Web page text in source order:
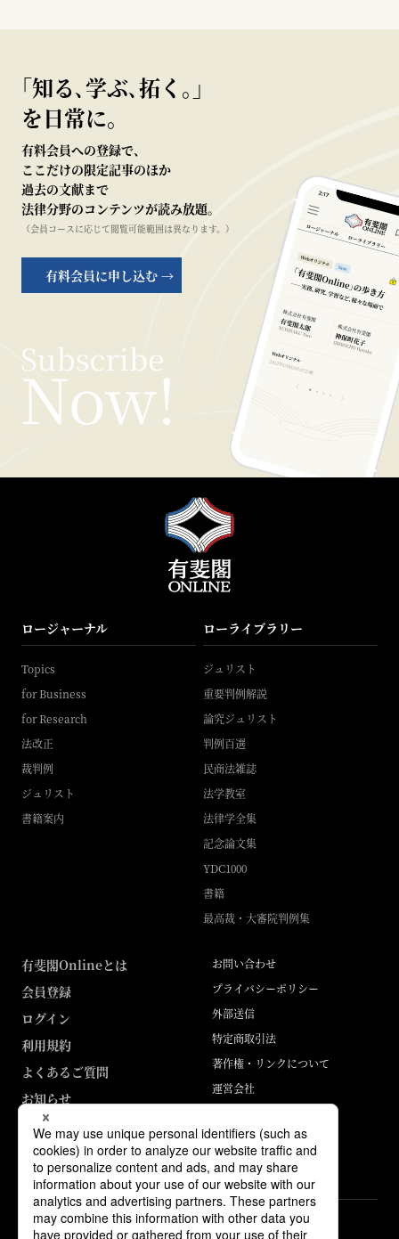
｢知る､学ぶ､拓く｡｣
を日常に。
有料会員への登録で、
ここだけの限定記事のほか
過去の文献まで
法律分野のコンテンツが読み放題。
（会員コースに応じて閲覧可能範囲は異なります。）
有料会員に申し込む →
ロージャーナル
Topics
for Business
for Research
法改正
裁判例
ジュリスト
書籍案内
ローライブラリー
ジュリスト
重要判例解説
論究ジュリスト
判例百選
民商法雑誌
法学教室
法律学全集
記念論文集
YDC1000
書籍
最高裁・大審院判例集
有斐閣Onlineとは
会員登録
ログイン
利用規約
よくあるご質問
お知らせ
お問い合わせ
プライバシーポリシー
外部送信
特定商取引法
著作権・リンクについて
運営会社